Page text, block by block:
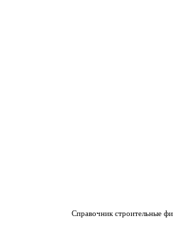
Справочник строительные